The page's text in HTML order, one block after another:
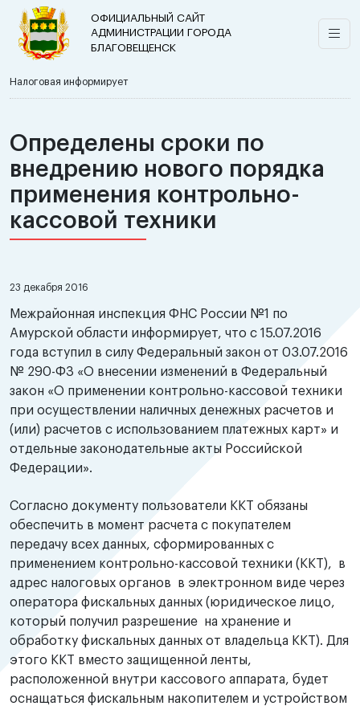
ОФИЦИАЛЬНЫЙ САЙТ
АДМИНИСТРАЦИИ ГОРОДА
БЛАГОВЕЩЕНСК
Налоговая информирует
Определены сроки по
внедрению нового порядка
применения контрольно-
кассовой техники
23 декабря 2016
Межрайонная инспекция ФНС России №1 по
Амурской области информирует, что с 15.07.2016
года вступил в силу Федеральный закон от 03.07.2016
№ 290-ФЗ «О внесении изменений в Федеральный
закон «О применении контрольно-кассовой техники
при осуществлении наличных денежных расчетов и
(или) расчетов с использованием платежных карт» и
отдельные законодательные акты Российской
Федерации».
Согласно документу пользователи ККТ обязаны
обеспечить в момент расчета с покупателем
передачу всех данных, сформированных с
применением контрольно-кассовой техники (ККТ), в
адрес налоговых органов в электронном виде через
оператора фискальных данных (юридическое лицо,
который получил разрешение на хранение и
обработку фискальных данных от владельца ККТ). Для
этого ККТ вместо защищенной ленты,
расположенной внутри кассового аппарата, будет
оснащаться фискальным накопителем и устройством